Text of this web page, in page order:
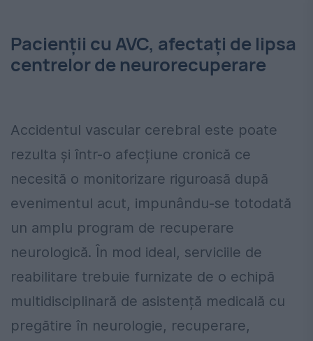
Pacienţii cu AVC, afectați de lipsa
centrelor de neurorecuperare
Accidentul vascular cerebral este poate
rezulta și într-o afecțiune cronică ce
necesită o monitorizare riguroasă după
evenimentul acut, impunându-se totodată
un amplu program de recuperare
neurologică. În mod ideal, serviciile de
reabilitare trebuie furnizate de o echipă
multidisciplinară de asistență medicală cu
pregătire în neurologie, recuperare,